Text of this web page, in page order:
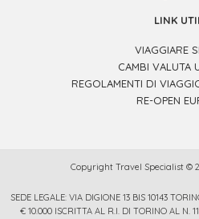
LINK
VIAGGIARE
CAMBI VALUTA
REGOLAMENTI DI
RE-OPEN
Copyright Travel Specialist ©
SEDE LEGALE: VIA DIGIONE 13 BIS 10143
€ 10.000 ISCRITTA AL R.I. DI TORINO AL N.